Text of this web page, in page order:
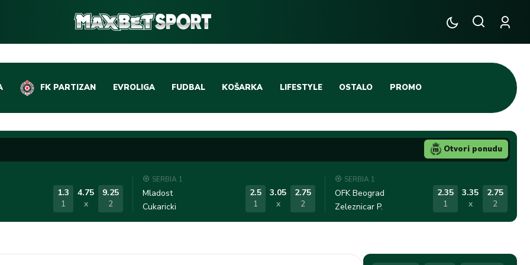
FK PARTIZAN EVROLIGA FUDBAL
DOMAĆI FUDBAL
LIGE PETICE
OSTALE LIGE
KOŠARKA
EVROLIGA
ABA LIGA
REPREZENTATIVNA KOŠARKA
LIFESTYLE OSTALO
TENIS
TIFO SCENA
KROZ OBRUČ!
PROMO
1.3
1
4.75
x
9.25
2
SERBIA 1
Mladost
Cukaricki
2.5
1
3.05
x
2.75
2
SERBIA 1
OFK Beograd
Zeleznicar P.
2.35
1
3.35
x
2.75
2
Otvori ponudu